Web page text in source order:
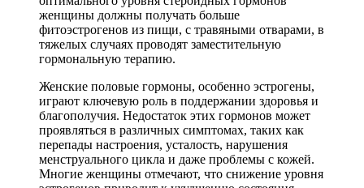
женщины должны получать больше
фитоэстрогенов из пищи, с травяными отварами, в
тяжелых случаях проводят заместительную
гормональную терапию.
Женские половые гормоны, особенно эстрогены,
играют ключевую роль в поддержании здоровья и
благополучия. Недостаток этих гормонов может
проявляться в различных симптомах, таких как
перепады настроения, усталость, нарушения
менструального цикла и даже проблемы с кожей.
Многие женщины отмечают, что снижение уровня